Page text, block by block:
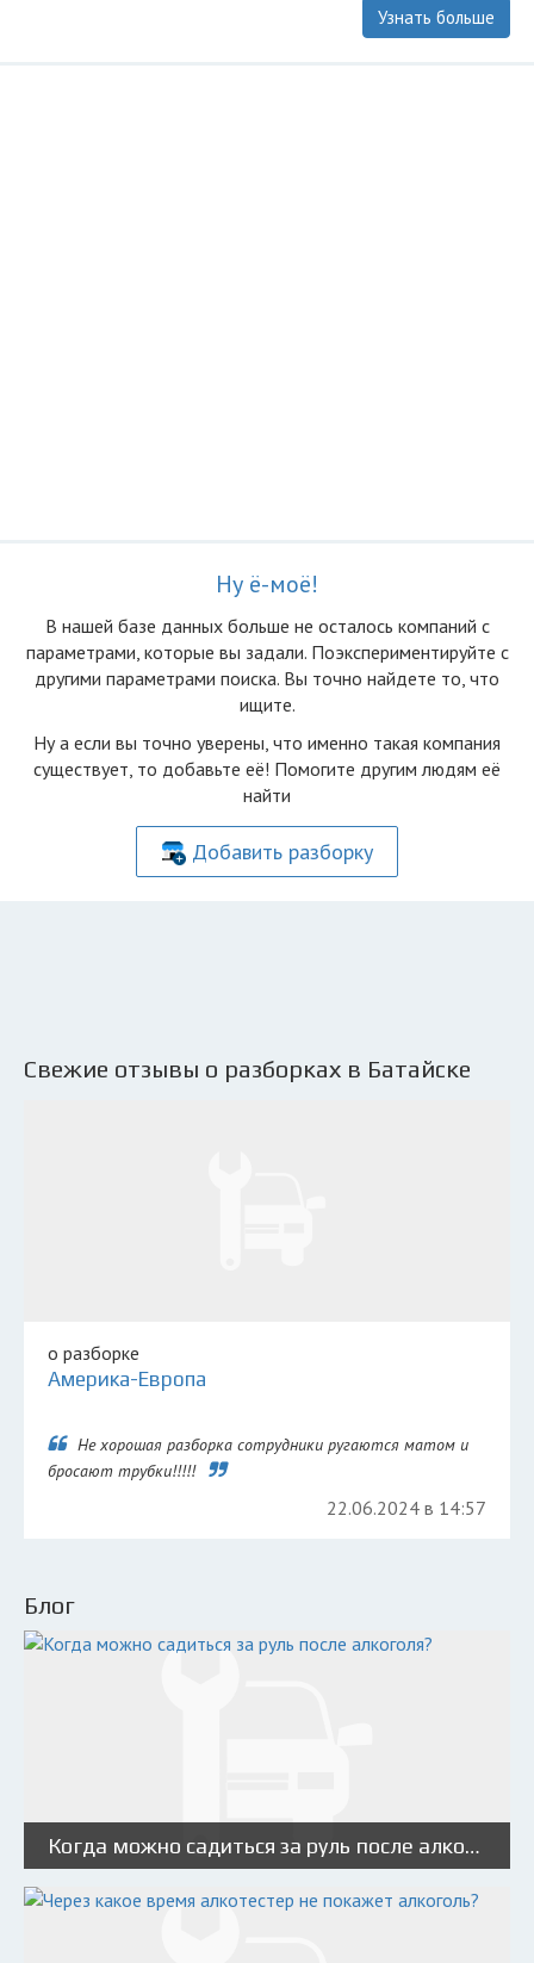
Узнать больше
Ну ё-моё!
В нашей базе данных больше не осталоcь компаний с
параметрами, которые вы задали. Поэкспериментируйте с
другими параметрами поиска. Вы точно найдете то, что
ищите.
Ну а если вы точно уверены, что именно такая компания
существует, то добавьте её! Помогите другим людям её
найти
Добавить разборку
Свежие отзывы о разборках в Батайске
о разборке
Америка-Европа
Не хорошая разборка сотрудники ругаются матом и
бросают трубки!!!!!
22.06.2024 в 14:57
Блог
Когда можно садиться за руль после алкоголя?